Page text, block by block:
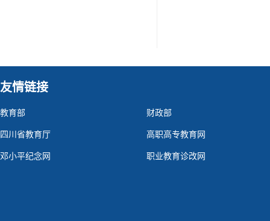
友情链接
教育部 财政部
四川省教育厅 高职高专教育网
邓小平纪念网 职业教育诊改网